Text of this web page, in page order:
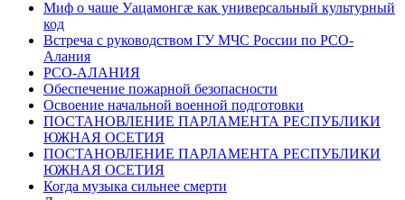
Миф о чаше Уацамонгæ как универсальный культурный
код
Встреча с руководством ГУ МЧС России по РСО-
Алания
РСО-АЛАНИЯ
Обеспечение пожарной безопасности
Освоение начальной военной подготовки
ПОСТАНОВЛЕНИЕ ПАРЛАМЕНТА РЕСПУБЛИКИ
ЮЖНАЯ ОСЕТИЯ
ПОСТАНОВЛЕНИЕ ПАРЛАМЕНТА РЕСПУБЛИКИ
ЮЖНАЯ ОСЕТИЯ
Когда музыка сильнее смерти